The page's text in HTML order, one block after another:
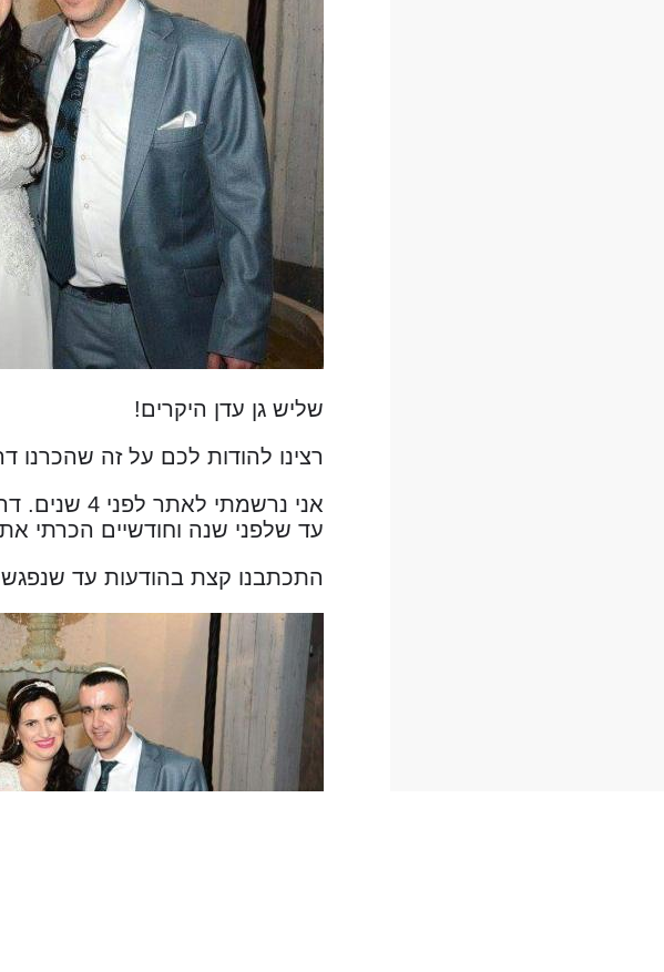
שליש גן עדן היקרים!
רצינו להודות לכם על זה שהכרנו
אני
עד שלפני שנה וחודשיים הכרתי
התכתבנו קצת בהודעות עד